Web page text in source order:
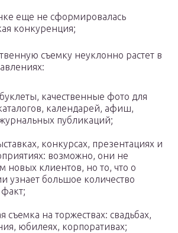
еще не сформировалась
конкуренция;
съемку неуклонно растет в
качественные фото для
календарей, афиш,
публикаций;
конкурсах, презентациях и
возможно, они не
новых клиентов, но то, что о
узнает большое количество
съемка на торжествах: свадьбах,
юбилеях, корпоративах;